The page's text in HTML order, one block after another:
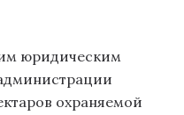
юридическим
охраняемой